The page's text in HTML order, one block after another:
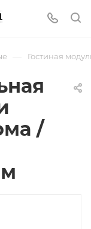
— Гостиная
/